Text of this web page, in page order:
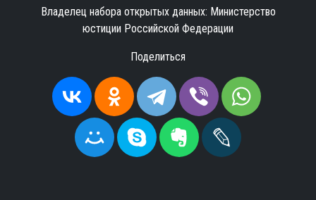
Владелец набора открытых данных: Министерство
юстиции Российской Федерации
Поделиться